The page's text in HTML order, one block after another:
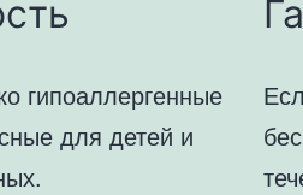
гипоаллергенные
для детей и